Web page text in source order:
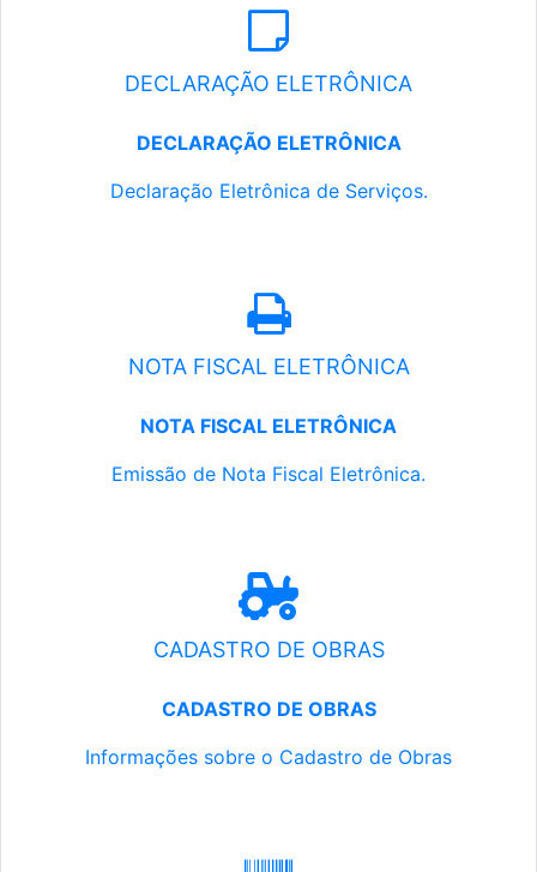
DECLARAÇÃO ELETRÔNICA
DECLARAÇÃO ELETRÔNICA
Declaração Eletrônica de Serviços.
NOTA FISCAL ELETRÔNICA
NOTA FISCAL ELETRÔNICA
Emissão de Nota Fiscal Eletrônica.
CADASTRO DE OBRAS
CADASTRO DE OBRAS
Informações sobre o Cadastro de Obras